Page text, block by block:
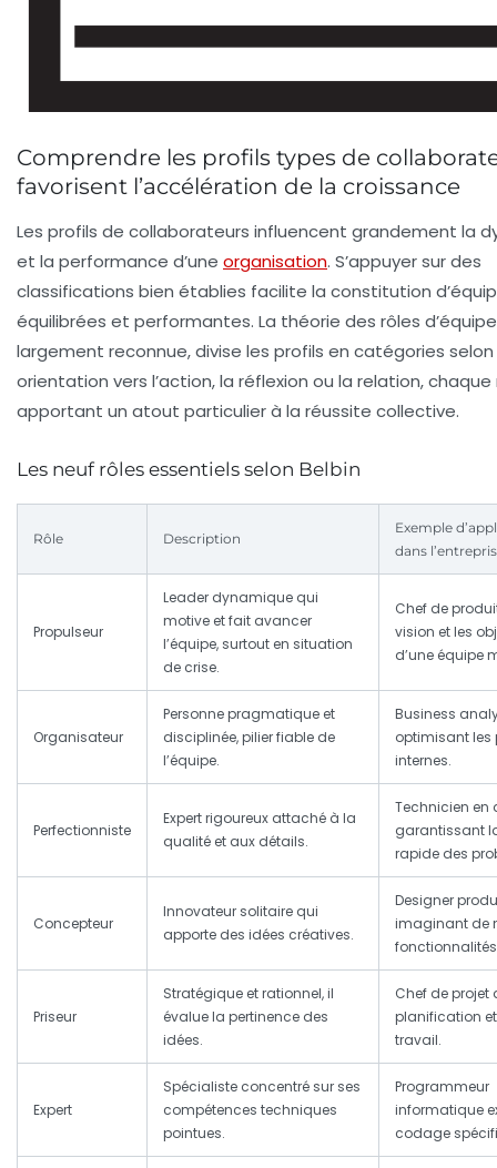
Comprendre les profils types de
favorisent l’accélération de la croissance
Les profils de collaborateurs influencent grandement la
et la performance d’une organisation. S’appuyer sur des
classifications bien établies facilite la constitution
équilibrées et performantes. La théorie des rôles
largement reconnue, divise les profils en catégories selon
orientation vers l’action, la réflexion ou la relation, chaque
apportant un atout particulier à la réussite collective.
Les neuf rôles essentiels selon Belbin
Rôle Description
Exemple
dans
Propulseur
Leader dynamique qui
motive et fait avancer
l’équipe, surtout en situation
de crise.
Chef de
vision et les
d’une équipe
Organisateur
Personne pragmatique et
disciplinée, pilier fiable de
l’équipe.
Business
optimisant les
internes.
Perfectionniste
Expert rigoureux attaché à la
qualité et aux détails.
Technicien en
garantissant
rapide des
Concepteur
Innovateur solitaire qui
apporte des idées créatives.
Designer
imaginant de
Priseur
Stratégique et rationnel, il
évalue la pertinence des
idées.
Chef de projet
planification
travail.
Expert
Spécialiste concentré sur ses
compétences techniques
pointues.
Programmeur
informatique
codage